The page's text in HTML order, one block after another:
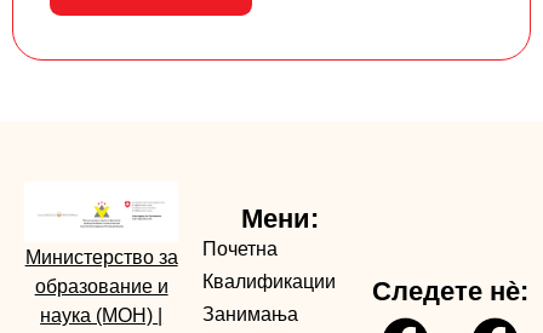
Министерство за
образование и
наука (МОН)
Мени:
Почетна
Квалификации
Занимања
Следете нè: